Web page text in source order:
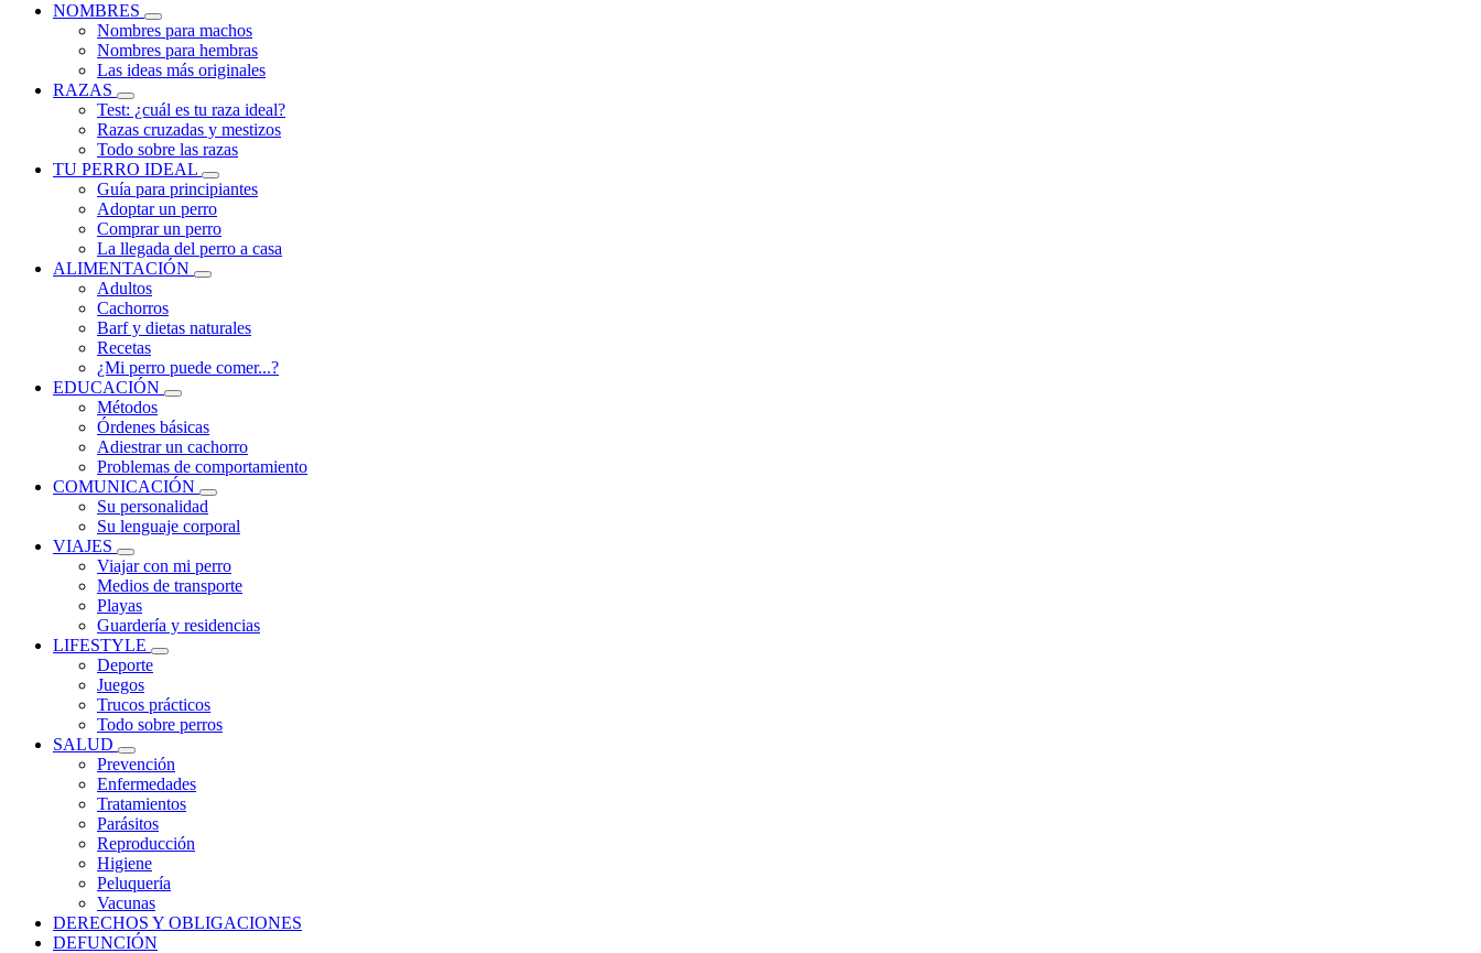
NOMBRES
Nombres para machos
Nombres para hembras
Las ideas más originales
RAZAS
Test: ¿cuál es tu raza ideal?
Razas cruzadas y mestizos
Todo sobre las razas
TU PERRO IDEAL
Guía para principiantes
Adoptar un perro
Comprar un perro
La llegada del perro a casa
ALIMENTACIÓN
Adultos
Cachorros
Barf y dietas naturales
Recetas
¿Mi perro puede comer...?
EDUCACIÓN
Métodos
Órdenes básicas
Adiestrar un cachorro
Problemas de comportamiento
COMUNICACIÓN
Su personalidad
Su lenguaje corporal
VIAJES
Viajar con mi perro
Medios de transporte
Playas
Guardería y residencias
LIFESTYLE
Deporte
Juegos
Trucos prácticos
Todo sobre perros
SALUD
Prevención
Enfermedades
Tratamientos
Parásitos
Reproducción
Higiene
Peluquería
Vacunas
DERECHOS Y OBLIGACIONES
DEFUNCIÓN